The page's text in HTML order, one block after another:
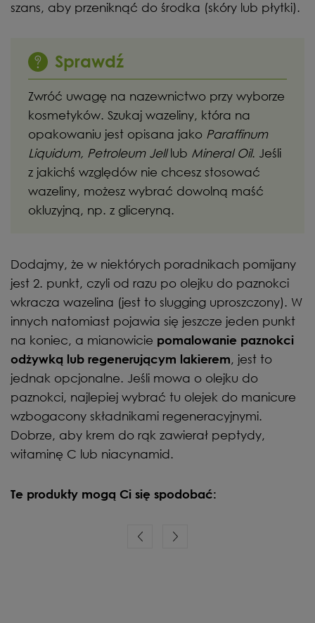
szans, aby przeniknąć do środka (skóry lub płytki).
Sprawdź
Zwróć uwagę na nazewnictwo przy wyborze
kosmetyków. Szukaj wazeliny, która na
opakowaniu jest opisana jako Paraffinum
Liquidum, Petroleum Jelllub Mineral Oil. Jeśli
z jakichś względów nie chcesz stosować
wazeliny, możesz wybrać dowolną maść
okluzyjną, np. z gliceryną.
Dodajmy, że w niektórych poradnikach pomijany
jest 2. punkt, czyli od razu po olejku do paznokci
wkracza wazelina (jest to slugging uproszczony). W
innych natomiast pojawia się jeszcze jeden punkt
na koniec, a mianowicie pomalowanie paznokci
odżywką lub regenerującym lakierem, jest to
jednak opcjonalne. Jeśli mowa o olejku do
paznokci, najlepiej wybrać tu olejek do manicure
wzbogacony składnikami regeneracyjnymi.
Dobrze, aby krem do rąk zawierał peptydy,
witaminę C lub niacynamid.
Te produkty mogą Ci się spodobać: